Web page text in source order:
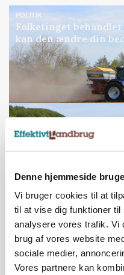
Denne hjemmeside
Vi bruger cookies til at
til at vise dig funktioner
analysere vores trafik. Vi
brug af vores website
sociale medier,
Vores partnere kan
POLITIK
Folketinget
kan den ændre din
KVÆG
Snart kan man søge